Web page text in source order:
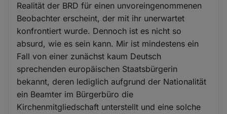
Realität der BRD für einen unvoreingenommenen
Beobachter erscheint, der mit ihr unerwartet
konfrontiert wurde. Dennoch ist es nicht so
absurd, wie es sein kann. Mir ist mindestens ein
Fall von einer zunächst kaum Deutsch
sprechenden europäischen Staatsbürgerin
bekannt, deren lediglich aufgrund der Nationalität
ein Beamter im Bürgerbüro die
Kirchenmitgliedschaft unterstellt und eine solche